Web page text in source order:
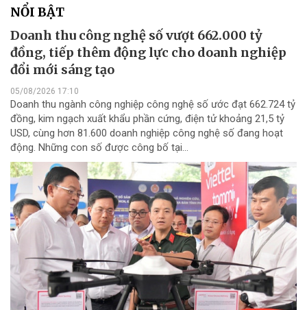
NỔI BẬT
Doanh thu công nghệ số vượt 662.000 tỷ
đồng, tiếp thêm động lực cho doanh nghiệp
đổi mới sáng tạo
05/08/2026 17:10
Doanh thu ngành công nghiệp công nghệ số ước đạt 662.724 tỷ
đồng, kim ngạch xuất khẩu phần cứng, điện tử khoảng 21,5 tỷ
USD, cùng hơn 81.600 doanh nghiệp công nghệ số đang hoạt
động. Những con số được công bố tại...